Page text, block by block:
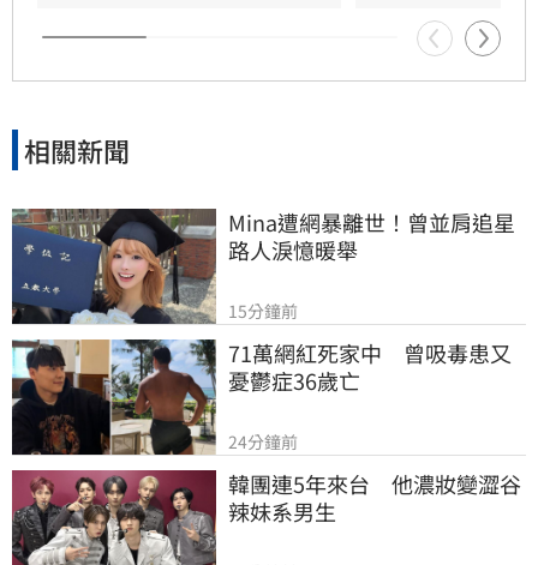
相關新聞
Mina遭網暴離世！曾並肩追星
路人淚憶暖舉
15分鐘前
71萬網紅死家中　曾吸毒患又
憂鬱症36歲亡
24分鐘前
韓團連5年來台　他濃妝變澀谷
辣妹系男生